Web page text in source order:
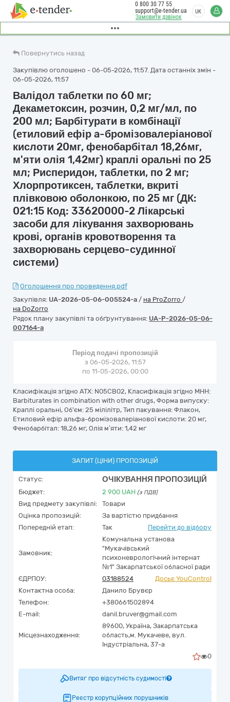
Замовити дзвінок
0 800 30 77 55
support@e-tender.ua
UK
Повернутись назад
Закупівлю оголошено - 06-05-2026, 11:57. Дата останніх змін -
06-05-2026, 11:57
Валідол таблетки по 60 мг;
Декаметоксин, розчин, 0,2 мг/мл, по
200 мл; Барбітурати в комбінації
(етиловий ефір a-бромізовалеріанової
кислоти 20мг, фенобарбітал 18,26мг,
м'яти олія 1,42мг) краплі оральні по 25
мл; Рисперидон, таблетки, по 2 мг;
Хлорпротиксен, таблетки, вкриті
плівковою оболонкою, по 25 мг (ДК:
021:15 Код: 33620000-2 Лікарські
засоби для лікування захворювань
крові, органів кровотворення та
захворювань серцево-судинної
системи)
Оголошення про проведення.pdf
Закупівля: UA-2026-05-06-005524-a / на ProZorro /
на DoZorro
Рядок плану закупівлі та обґрунтування: UA-P-2026-05-06-
007164-a
Період подачі пропозицій
з 06-05-2026, 11:57
по 11-05-2026, 00:00
Класифікація згідно АТХ: N05CB02, Класифікація згідно МНН:
Barbiturates in combination with other drugs, Форма випуску:
Краплі оральні, Об'єм: 25 мілілітр, Тип пакування: Флакон,
Етиловий ефір альфа-бромізовалеріанової кислоти: 20 мг,
Фенобарбітал: 18,26 мг, Олія м’яти: 1,42 мг
ЗАПИТ (ЦІНИ) ПРОПОЗИЦІЙ
Статус: ОЧІКУВАННЯ ПРОПОЗИЦІЙ
Бюджет: 2 900 UAH (з ПДВ)
Вид предмету закупівлі:
Товари
Оцінка пропозицій:
За вартістю придбання
Попередній етап:
Так Перейти до відбору
Замовник:
Комунальна установа
"Мукачівський
психоневрологічний інтернат
№1" Закарпатської обласної ради
ЄДРПОУ:
03188524
Досьє YouControl
Контактна особа:
Данило Брувєр
Телефон:
+380661502894
E-mail:
danil.bruver@gmail.com
Місцезнаходження:
89600, Україна, Закарпатська
область,м. Мукачеве, вул.
Індустріальна, 37-а
0
Витяг про відсутність судимості
Реєстр корупційних порушників